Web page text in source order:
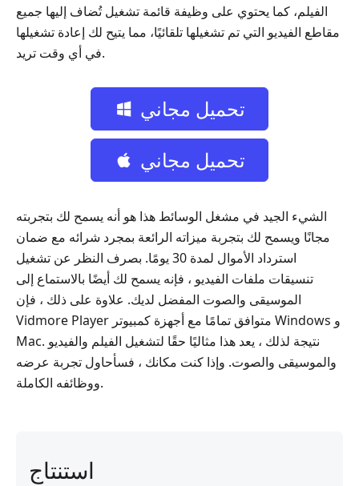
الفيلم، كما يحتوي على وظيفة قائمة تشغيل تُضاف إليها جميع
مقاطع الفيديو التي تم تشغيلها تلقائيًا، مما يتيح لك إعادة تشغيلها
في أي وقت تريد.
تحميل مجاني
تحميل مجاني
الشيء الجيد في مشغل الوسائط هذا هو أنه يسمح لك بتجربته
مجانًا ويسمح لك بتجربة ميزاته الرائعة بمجرد شرائه مع ضمان
استرداد الأموال لمدة 30 يومًا. بصرف النظر عن تشغيل
تنسيقات ملفات الفيديو ، فإنه يسمح لك أيضًا بالاستماع إلى
الموسيقى والصوت المفضل لديك. علاوة على ذلك ، فإن
Vidmore Player متوافق تمامًا مع أجهزة كمبيوتر Windows و
Mac. نتيجة لذلك ، يعد هذا مثاليًا حقًا لتشغيل الفيلم والفيديو
والموسيقى والصوت. وإذا كنت مكانك ، فسأحاول تجربة عرضه
ووظائفه الكاملة.
استنتاج